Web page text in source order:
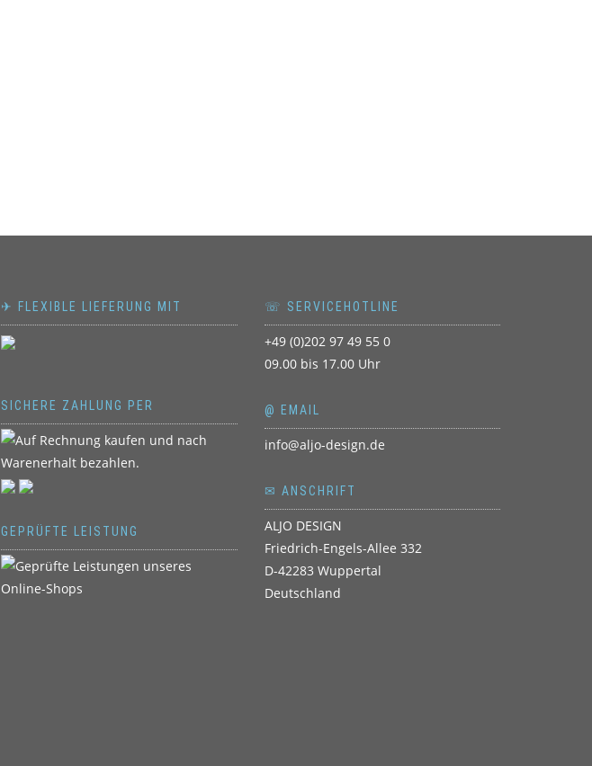
✈ FLEXIBLE LIEFERUNG MIT
SICHERE ZAHLUNG PER
GEPRÜFTE LEISTUNG
☏ SERVICEHOTLINE
+49 (0)202 97 49 55 0
09.00 bis 17.00 Uhr
@ EMAIL
info@aljo-design.de
✉ ANSCHRIFT
ALJO DESIGN
Friedrich-Engels-Allee 332
D-42283 Wuppertal
Deutschland